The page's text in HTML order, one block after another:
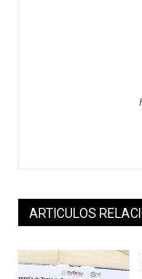
ARTICULOS